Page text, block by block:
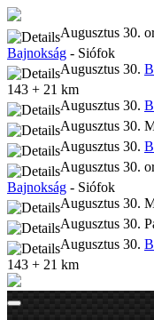
Augusztus 30.
Bajnokság - Siófok
Augusztus 30.
143 + 21 km
Augusztus 30.
Augusztus 30.
Augusztus 30.
Augusztus 30.
Bajnokság - Siófok
Augusztus 30.
Augusztus 30.
Augusztus 30.
143 + 21 km